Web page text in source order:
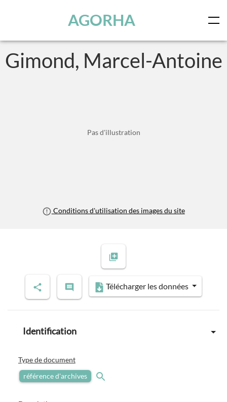
AGORHA
Gimond, Marcel-Antoine
Pas d'illustration
Conditions d'utilisation des images du site
Télécharger les données
Identification
Type de document
référence d'archives